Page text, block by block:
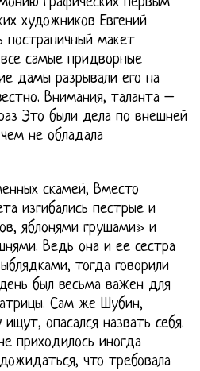
художников Евгений
постраничный макет
самые придворные
дамы разрывали его на
Внимания, таланта –
Это были дела по внешней
не обладала
скамей, Вместо
изгибались пестрые и
яблонями грушами» и
Ведь она и ее сестра
тогда говорили
был весьма важен для
Сам же Шубин,
опасался назвать себя.
приходилось иногда
что требовала